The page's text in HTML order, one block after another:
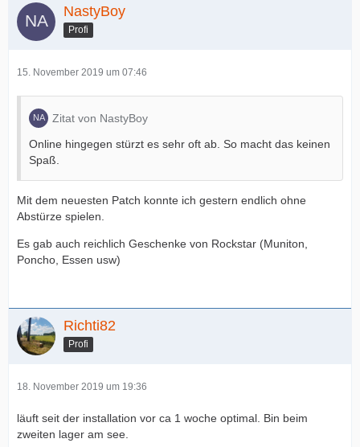
NastyBoy
Profi
15. November 2019 um 07:46
Zitat von NastyBoy
Online hingegen stürzt es sehr oft ab. So macht das keinen
Spaß.
Mit dem neuesten Patch konnte ich gestern endlich ohne
Abstürze spielen.
Es gab auch reichlich Geschenke von Rockstar (Muniton,
Poncho, Essen usw)
Richti82
Profi
18. November 2019 um 19:36
läuft seit der installation vor ca 1 woche optimal. Bin beim
zweiten lager am see.